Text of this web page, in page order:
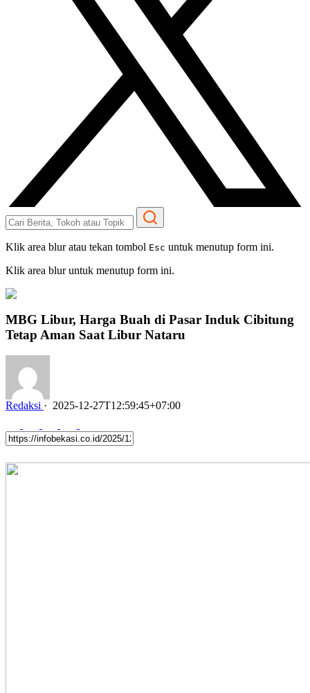
Klik area blur atau tekan tombol Esc untuk menutup form ini.
Klik area blur untuk menutup form ini.
MBG Libur, Harga Buah di Pasar Induk Cibitung
Tetap Aman Saat Libur Nataru
Redaksi · 2025-12-27T12:59:45+07:00